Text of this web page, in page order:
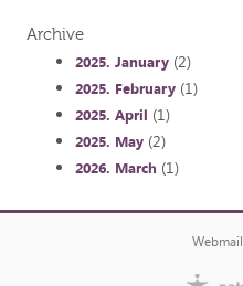
Archive
2025. January(2)
2025. February(1)
2025. April (1)
2025. May(2)
2026. March (1)
Webmail